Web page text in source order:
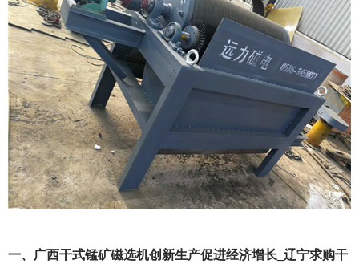
一、广西干式锰矿磁选机创新生产促进经济增长_辽宁求购干